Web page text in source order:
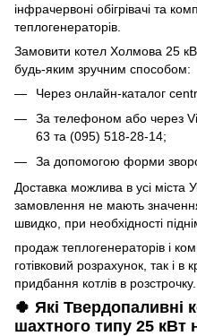
інфрачервоні обігрівачі та
теплогенераторів.
Замовити котел Холмова 25
будь-яким зручним способом:
Через онлайн-каталог
За телефоном або через
63 та (095) 518-28-14;
За допомогою форми
Доставка можлива в усі міста
замовлення не мають
швидко, при необхідності
продаж теплогенераторів і
готівковий розрахунок, так і
придбання котлів в розстрочку.
🍀 Які Твердопаливні
шахтного типу 25 кВт